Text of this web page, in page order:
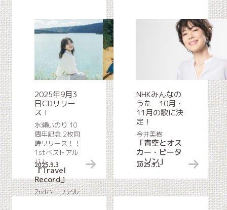
2025.9.3 リリース情報
2025年9月3
日CDリリー
ス！
水瀬いのり 10
周年記念 2枚同
時リリース！！
1stベストアル
バム
『Travel
Record』
2ndハーフアル
2025.9.1
NHKみんなの
うた 10月・
11月の歌に決
定！
今井美樹
「青空とオス
カー・ピータ
ーソン」